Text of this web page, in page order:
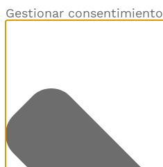
Gestionar consentimiento